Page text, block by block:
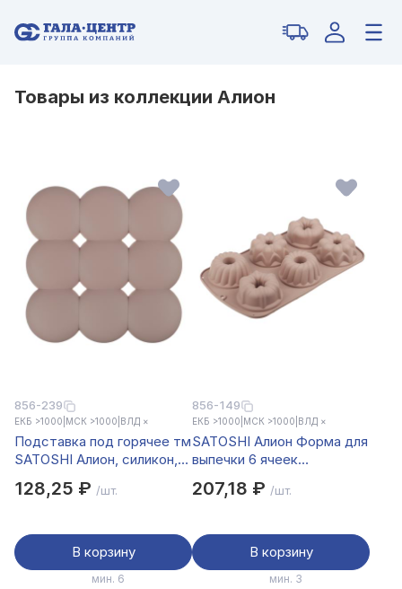
Товары из коллекции Алион
856-239
ЕКБ >1000 МСК >1000 ВЛД ×
Подставка под горячее тм
SATOSHI Алион, силикон,
128,25 ₽ /шт.
В корзину
мин. 6
856-149
ЕКБ >1000 МСК >1000 ВЛД ×
SATOSHI Алион Форма для
выпечки 6 ячеек
силикон
207,18 ₽ /шт.
В корзину
мин. 3